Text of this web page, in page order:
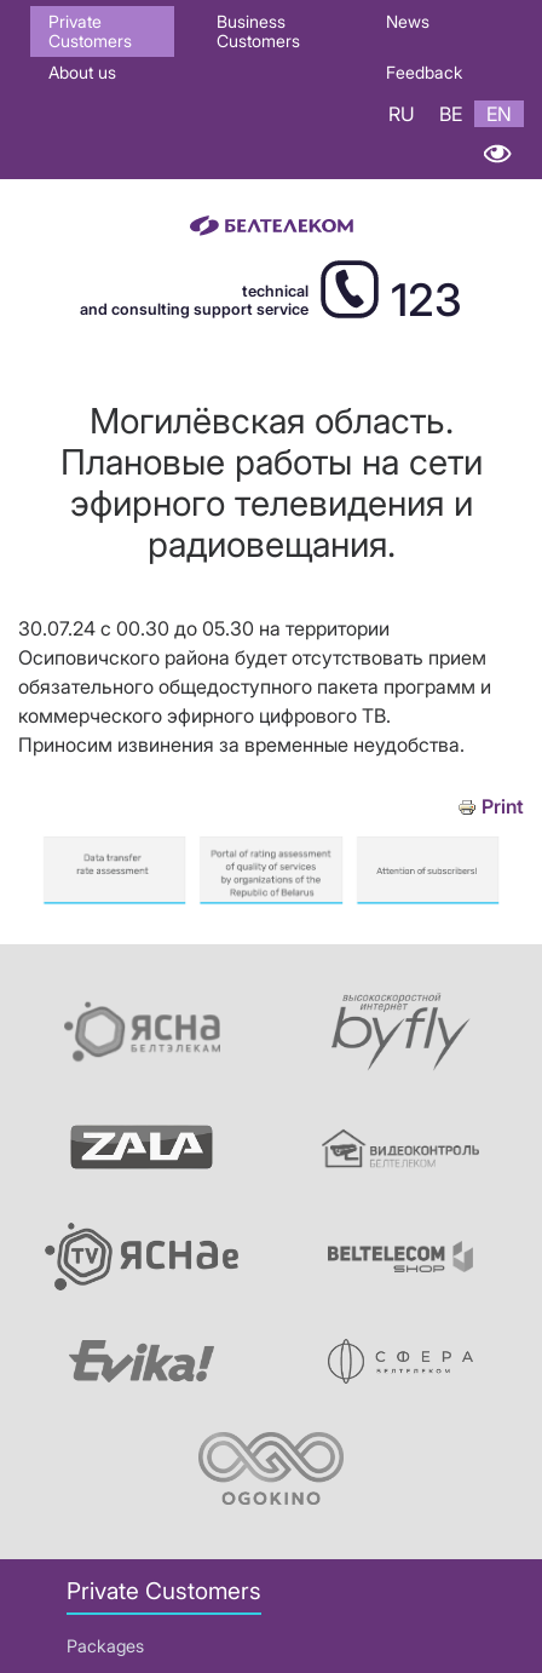
Основная
навигация
Private
Customers
Business
Customers
News
About us Feedback
RU BE EN
technical
and consulting support service
123
Могилёвская область.
Плановые работы на сети
эфирного телевидения и
радиовещания.
30.07.24 с 00.30 до 05.30 на территории
Осиповичского района будет отсутствовать прием
обязательного общедоступного пакета программ и
коммерческого эфирного цифрового ТВ.
Приносим извинения за временные неудобства.
Print
Private Customers
Packages